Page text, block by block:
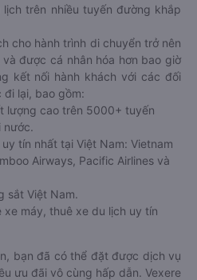
trên nhiều tuyến đường khắp
cho hành trình di chuyển trở nên
được cá nhân hóa hơn bao giờ
kết nối hành khách với các đối
lại, bao gồm:
lượng cao trên 5000+ tuyến
nước.
tín nhất tại Việt Nam: Vietnam
Airways, Pacific Airlines và
sắt Việt Nam.
xe máy, thuê xe du lịch uy tín
bạn đã có thể đặt được dịch vụ
ưu đãi vô cùng hấp dẫn. Vexere